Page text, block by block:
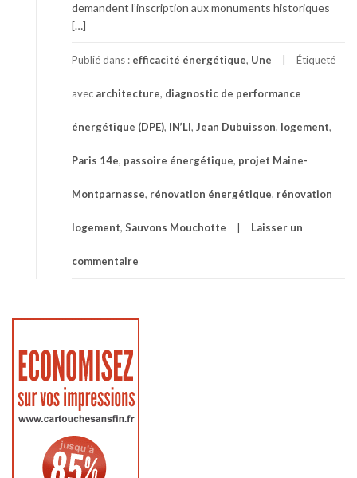
demandent l’inscription aux monuments historiques
[…]
Publié dans : efficacité énergétique, Une Étiqueté
avec architecture, diagnostic de performance
énergétique (DPE), IN’LI, Jean Dubuisson, logement,
Paris 14e, passoire énergétique, projet Maine-
Montparnasse, rénovation énergétique, rénovation
logement, Sauvons Mouchotte Laisser un
commentaire